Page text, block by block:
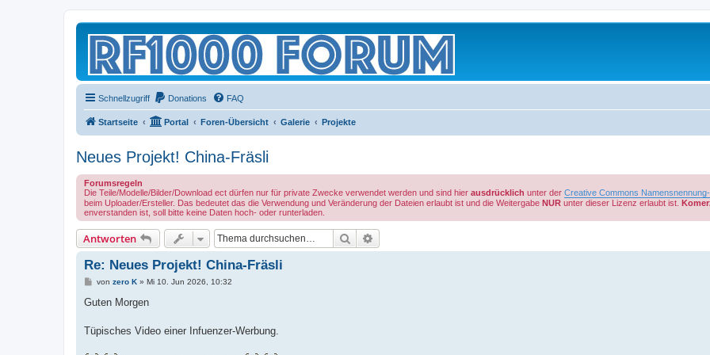
Schnellzugriff Donations FAQ
Startseite Portal Foren-Übersicht Galerie Projekte
Neues Projekt! China-Fräsli
Forumsregeln
Die Teile/Modelle/Bilder/Download ect dürfen nur für private Zwecke verwendet werden und sind hier ausdrücklich unter der Creative Commons
beim Uploader/Ersteller. Das bedeutet das die Verwendung und Veränderung der Dateien erlaubt ist und die Weitergabe NUR unter dieser Lizenz erlaubt ist.
enverstanden ist, soll bitte keine Daten hoch- oder runterladen.
Antworten Suche
Re: Neues Projekt! China-Fräsli
B
i
a
g
von zero K» Mi 10. Jun 2026, 10:32
Guten Morgen
Tüpisches Video einer Infuenzer-Werbung.